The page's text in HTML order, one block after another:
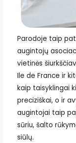
Parodoje taip
augintojų
vietinės
Ile de France ir
kaip taisyklingai
preciziškai, o ir
augintojai taip
sūriu, šalto
siūlų.